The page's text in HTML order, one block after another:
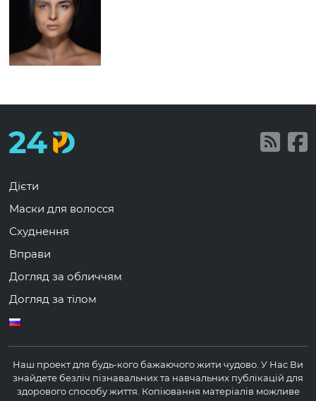
Дієти
Маски для волосся
Схуднення
Вправи
Догляд за обличчям
Догляд за тілом
Наш проект для будь-кого бажаючого жити чудово. У Нас Ви
знайдете безліч пізнавальних та навчальних публікацій для
здорового способу життя. Копіювання матеріалів можливе